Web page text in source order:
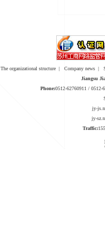
The organizational structure | Company news |
Jiangsu
Phone:0512-62760911 / 0512-
jy-
jy-
Traffic: